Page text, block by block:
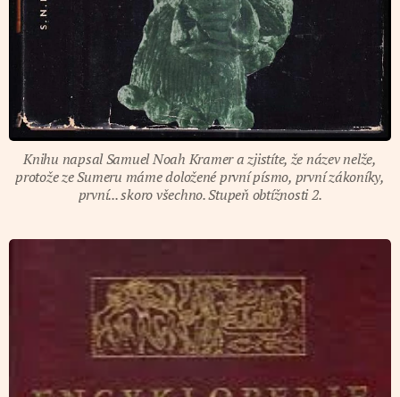
Knihu napsal Samuel Noah Kramer a zjistíte, že název nelže,
protože ze Sumeru máme doložené první písmo, první zákoníky,
první... skoro všechno. Stupeň obtížnosti 2.